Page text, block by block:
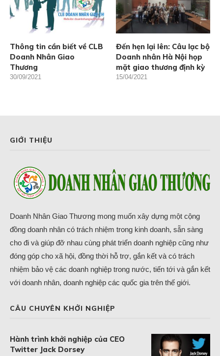
Thông tin cần biết về CLB
Doanh Nhân Giao
Thương
30/09/2021
Đến hẹn lại lên: Câu lạc bộ
Doanh nhân Hà Nội họp
mặt giao thương định kỳ
15/04/2021
GIỚI THIỆU
Doanh Nhân Giao Thương mong muốn xây dựng một cộng
đồng doanh nhân có trách nhiệm trong kinh doanh, sẵn sàng
cho đi và giúp đỡ nhau cùng phát triển doanh nghiệp cũng như
đóng góp cho xã hội, đồng thời hỗ trợ, gắn kết và có trách
nhiệm bảo vệ các doanh nghiệp trong nước, tiến tới và gắn kết
với doanh nhân, doanh nghiệp các quốc gia trên thế giới.
CÂU CHUYÊN KHỞI NGHIỆP
Hành trình khởi nghiệp của CEO
Twitter Jack Dorsey